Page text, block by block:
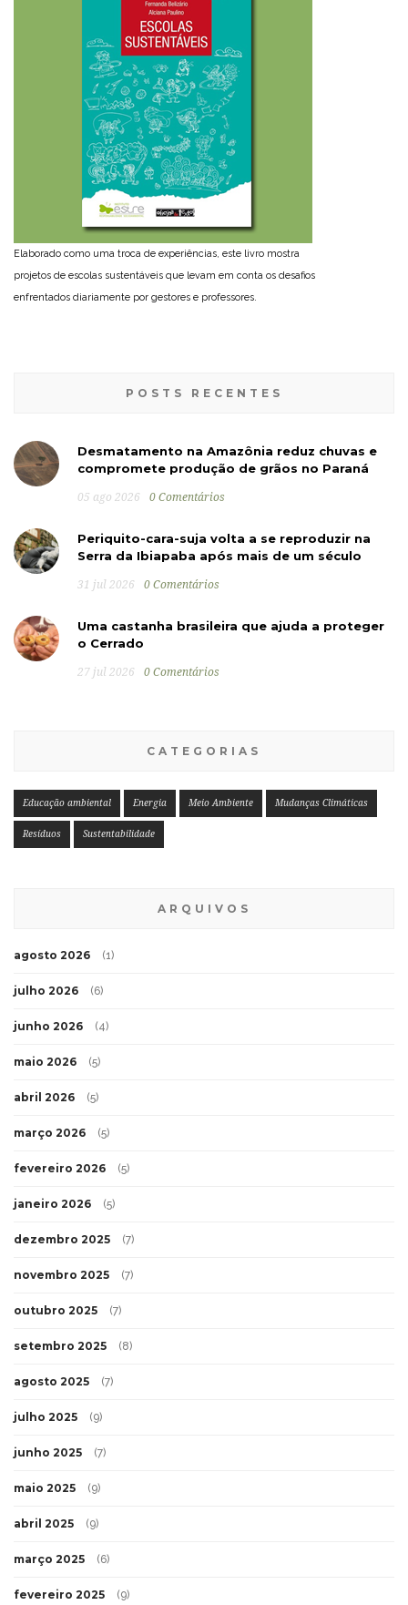
Elaborado como uma troca de experiências, este livro mostra
projetos de escolas sustentáveis que levam em conta os desafios
enfrentados diariamente por gestores e professores.
POSTS RECENTES
Desmatamento na Amazônia reduz chuvas e
compromete produção de grãos no Paraná
05 ago 2026 0 Comentários
Periquito-cara-suja volta a se reproduzir na
Serra da Ibiapaba após mais de um século
31 jul 2026 0 Comentários
Uma castanha brasileira que ajuda a proteger
o Cerrado
27 jul 2026 0 Comentários
CATEGORIAS
Educação ambiental Energia Meio Ambiente Mudanças Climáticas
Resíduos Sustentabilidade
ARQUIVOS
agosto 2026 (1)
julho 2026 (6)
junho 2026 (4)
maio 2026 (5)
abril 2026 (5)
março 2026 (5)
fevereiro 2026 (5)
janeiro 2026 (5)
dezembro 2025 (7)
novembro 2025 (7)
outubro 2025 (7)
setembro 2025 (8)
agosto 2025 (7)
julho 2025 (9)
junho 2025 (7)
maio 2025 (9)
abril 2025 (9)
março 2025 (6)
fevereiro 2025 (9)